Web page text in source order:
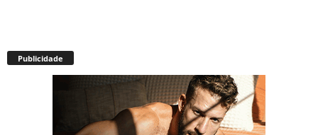
superior à real, aponta
relatório internacional
Publicidade